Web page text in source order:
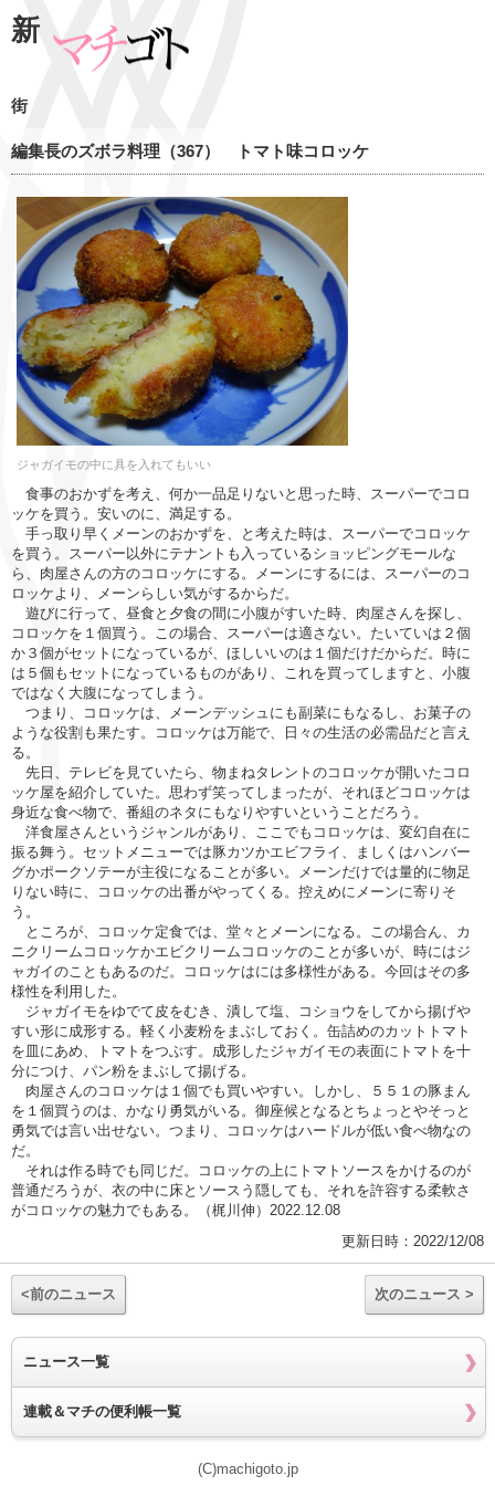
新
街
編集長のズボラ料理（367） トマト味コロッケ
ジャガイモの中に具を入れてもいい
食事のおかずを考え、何か一品足りないと思った時、スーパーでコロ
ッケを買う。安いのに、満足する。
手っ取り早くメーンのおかずを、と考えた時は、スーパーでコロッケ
を買う。スーパー以外にテナントも入っているショッピングモールな
ら、肉屋さんの方のコロッケにする。メーンにするには、スーパーのコ
ロッケより、メーンらしい気がするからだ。
遊びに行って、昼食と夕食の間に小腹がすいた時、肉屋さんを探し、
コロッケを１個買う。この場合、スーパーは適さない。たいていは２個
か３個がセットになっているが、ほしいいのは１個だけだからだ。時に
は５個もセットになっているものがあり、これを買ってしますと、小腹
ではなく大腹になってしまう。
つまり、コロッケは、メーンデッシュにも副菜にもなるし、お菓子の
ような役割も果たす。コロッケは万能で、日々の生活の必需品だと言え
る。
先日、テレビを見ていたら、物まねタレントのコロッケが開いたコロ
ッケ屋を紹介していた。思わず笑ってしまったが、それほどコロッケは
身近な食べ物で、番組のネタにもなりやすいということだろう。
洋食屋さんというジャンルがあり、ここでもコロッケは、変幻自在に
振る舞う。セットメニューでは豚カツかエビフライ、ましくはハンバー
グかポークソテーが主役になることが多い。メーンだけでは量的に物足
りない時に、コロッケの出番がやってくる。控えめにメーンに寄りそ
う。
ところが、コロッケ定食では、堂々とメーンになる。この場合ん、カ
ニクリームコロッケかエビクリームコロッケのことが多いが、時にはジ
ャガイのこともあるのだ。コロッケはには多様性がある。今回はその多
様性を利用した。
ジャガイモをゆでて皮をむき、潰して塩、コショウをしてから揚げや
すい形に成形する。軽く小麦粉をまぶしておく。缶詰めのカットトマト
を皿にあめ、トマトをつぶす。成形したジャガイモの表面にトマトを十
分につけ、パン粉をまぶして揚げる。
肉屋さんのコロッケは１個でも買いやすい。しかし、５５１の豚まん
を１個買うのは、かなり勇気がいる。御座候となるとちょっとやそっと
勇気では言い出せない。つまり、コロッケはハードルが低い食べ物なの
だ。
それは作る時でも同じだ。コロッケの上にトマトソースをかけるのが
普通だろうが、衣の中に床とソースう隠しても、それを許容する柔軟さ
がコロッケの魅力でもある。（梶川伸）2022.12.08
更新日時：2022/12/08
<前のニュース 次のニュース >
ニュース一覧
連載＆マチの便利帳一覧
(C)machigoto.jp